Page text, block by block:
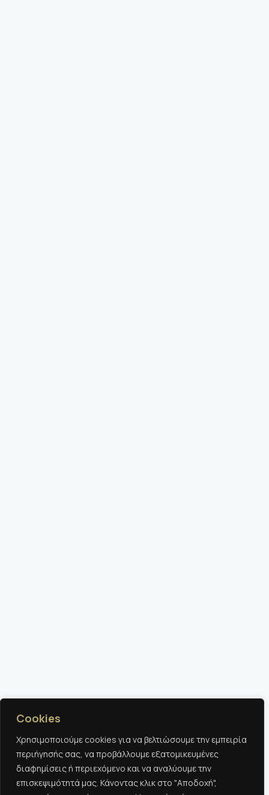
Cookies
Χρησιμοποιούμε cookies για να βελτιώσουμε την εμπειρία
περιήγησής σας, να προβάλλουμε εξατομικευμένες
διαφημίσεις ή περιεχόμενο και να αναλύουμε την
επισκεψιμότητά μας. Κάνοντας κλικ στο "Αποδοχή",